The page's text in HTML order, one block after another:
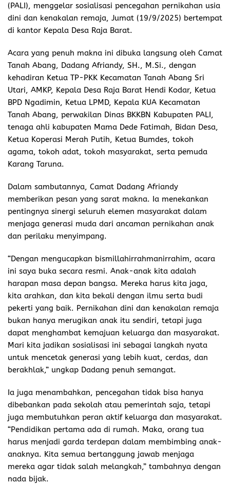
(PALI), menggelar sosialisasi pencegahan pernikahan usia
dini dan kenakalan remaja, Jumat (19/9/2025) bertempat
di kantor Kepala Desa Raja Barat.
Acara yang penuh makna ini dibuka langsung oleh Camat
Tanah Abang, Dadang Afriandy, SH., M.Si., dengan
kehadiran Ketua TP-PKK Kecamatan Tanah Abang Sri
Utari, AMKP, Kepala Desa Raja Barat Hendi Kodar, Ketua
BPD Ngadimin, Ketua LPMD, Kepala KUA Kecamatan
Tanah Abang, perwakilan Dinas BKKBN Kabupaten PALI,
tenaga ahli kabupaten Mama Dede Fatimah, Bidan Desa,
Ketua Koperasi Merah Putih, Ketua Bumdes, tokoh
agama, tokoh adat, tokoh masyarakat, serta pemuda
Karang Taruna.
Dalam sambutannya, Camat Dadang Afriandy
memberikan pesan yang sarat makna. Ia menekankan
pentingnya sinergi seluruh elemen masyarakat dalam
menjaga generasi muda dari ancaman pernikahan anak
dan perilaku menyimpang.
“Dengan mengucapkan bismillahirrahmanirrahim, acara
ini saya buka secara resmi. Anak-anak kita adalah
harapan masa depan bangsa. Mereka harus kita jaga,
kita arahkan, dan kita bekali dengan ilmu serta budi
pekerti yang baik. Pernikahan dini dan kenakalan remaja
bukan hanya merugikan anak itu sendiri, tetapi juga
dapat menghambat kemajuan keluarga dan masyarakat.
Mari kita jadikan sosialisasi ini sebagai langkah nyata
untuk mencetak generasi yang lebih kuat, cerdas, dan
berakhlak,” ungkap Dadang penuh semangat.
Ia juga menambahkan, pencegahan tidak bisa hanya
dibebankan pada sekolah atau pemerintah saja, tetapi
juga membutuhkan peran aktif keluarga dan masyarakat.
“Pendidikan pertama ada di rumah. Maka, orang tua
harus menjadi garda terdepan dalam membimbing anak-
anaknya. Kita semua bertanggung jawab menjaga
mereka agar tidak salah melangkah,” tambahnya dengan
nada bijak.